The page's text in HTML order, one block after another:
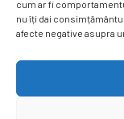
cum ar fi
nu îți dai
afecte negative asupra